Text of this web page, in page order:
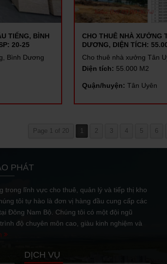
TIẾNG, BÌNH
20-25
Bình Dương
CHO THUÊ NHÀ XƯỞNG
DƯƠNG, DIỆN TÍCH:
Cho thuê nhà xưởng Tân
Diện tích: 55.000 M2
Quận/huyện: Tân Uyên
Page 1 of 20 1 2 3 4 5 6
PHÁT
trong lĩnh vực cho thuê, quản lý và tiếp thị kho
tôi tự hào là đơn vị hàng đầu cung cấp các
Đông Nam Bộ. Chúng tôi có một đội ngũ
độ chuyên môn cao, giàu kinh nghiệm và
DỊCH VỤ